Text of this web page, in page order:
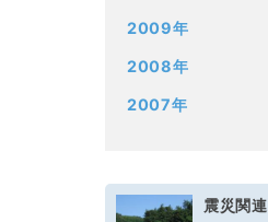
2009年
2008年
2007年
震災関連